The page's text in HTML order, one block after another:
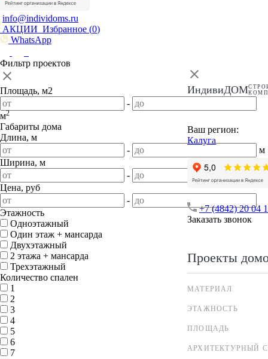
info@individoms.ru
АКЦИИ Избранное (0)
WhatsApp
ИндивиДОМ
Ваш регион:
Калуга
+7 (4842) 20 04
Заказать звонок
Проекты
МАТЕРИАЛ
ЭТАЖНОСТЬ
ПЛОЩАДЬ
АРХИТЕКТУРНЫЙ
Фильтр проектов
Площадь, м2
-
м2
Габариты дома
Длина, м
-
м
Ширина, м
-
Цена, руб
-
Этажность
Одноэтажный
Один этаж + мансарда
Двухэтажный
2 этажа + мансарда
Трехэтажный
Количество спален
1
2
3
4
5
6
7